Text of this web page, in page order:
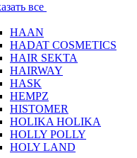
все
HAAN
HADAT COSMETICS
HAIR SEKTA
HAIRWAY
HASK
HEMPZ
HISTOMER
HOLIKA HOLIKA
HOLLY POLLY
HOLY LAND